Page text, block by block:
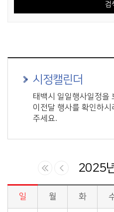
시정캘린더
태백시 일일행사일정을
이전달 행사를 확인하
주세요.
2025
시정소식>시정 캘린더 게시판의 (2025년 07월) 달력형태로 일정명, 일정내용을 제공합니다.
일 월 화